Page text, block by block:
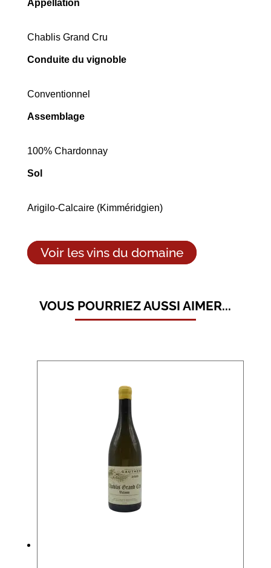
Appellation
Chablis Grand Cru
Conduite du vignoble
Conventionnel
Assemblage
100% Chardonnay
Sol
Arigilo-Calcaire (Kimméridgien)
Voir les vins du domaine
VOUS POURRIEZ AUSSI AIMER...